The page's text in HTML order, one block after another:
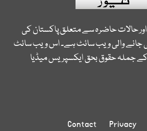
حالات حاضرہ سے متعلق پاکستان کی
جانے والی ویب سائٹ ہے۔ اس ویب سائٹ
کے جملہ حقوق بحق ایکسپریس میڈیا
Privacy
Contact